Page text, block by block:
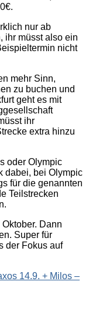
nur ab
ihr müsst also ein
nicht
mehr Sinn,
zu buchen und
geht es mit
ihr
extra hinzu
oder Olympic
dabei, bei Olympic
für die genannten
Teilstrecken
Dann
Super für
der Fokus auf
14.9. + Milos –